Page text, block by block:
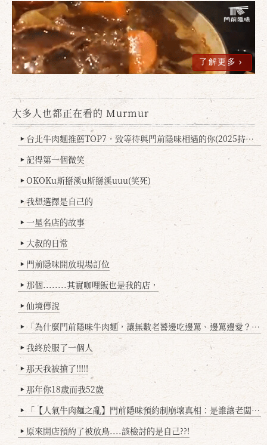
了解更多
大多人也都正在看的 Murmur
▶ 台北牛肉麵推薦TOP7，致等待與門前隱味相遇的你(2025持續更新
▶ 記得第一個微笑
▶ OKOKu斯掰溪u斯掰溪uuu(笑死)
▶ 我想選擇是自己的
▶ 一星名店的故事
▶ 大叔的日常
▶ 門前隱味開放現場訂位
▶ 那個........其實咖哩飯也是我的店，
▶ 仙境傳說
▶ 「為什麼門前隱味牛肉麵，讓無數老饕邊吃邊罵、邊罵邊愛？小辣雞揭密！」
▶ 我終於服了一個人
▶ 那天我被搶了!!!!!
▶ 那年你18歲而我52歲
▶ 「【人氣牛肉麵之亂】門前隱味預約制崩壞真相：是誰讓老闆心灰意冷？」
▶ 原來開店預約了被放鳥....該檢討的是自己??!